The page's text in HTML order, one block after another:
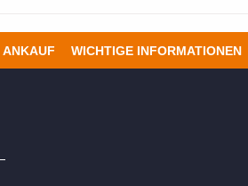
ANKAUF WICHTIGE INFORMATIONEN